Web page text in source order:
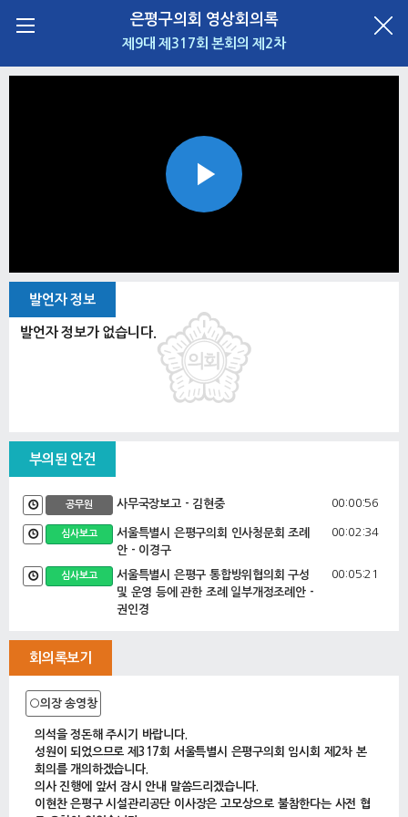
은평구의회 영상회의록
제9대 제317회 본회의 제2차
Play
발언자 정보
발언자 정보가 없습니다.
부의된 안건
공무원 사무국장보고 - 김현중 00:00:56
심사보고
서울특별시 은평구의회 인사청문회 조례
안 - 이경구
00:02:34
심사보고
서울특별시 은평구 통합방위협의회 구성
및 운영 등에 관한 조례 일부개정조례안 -
권인경
서울특별시 은평구 공영장례 조례 일부개
정조례안- 권인경
노약자 등 교통약자를 위한 무료셔틀버스
민간위탁 재계약 동의안 - 권인경
서울특별시 은평구 한의약 육성을 위한
00:05:21
회의록보기
○의장 송영창
의석을 정돈해 주시기 바랍니다.
성원이 되었으므로 제317회 서울특별시 은평구의회 임시회 제2차 본
회의를 개의하겠습니다.
의사 진행에 앞서 잠시 안내 말씀드리겠습니다.
이현찬 은평구 시설관리공단 이사장은 고모상으로 불참한다는 사전 협